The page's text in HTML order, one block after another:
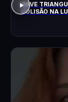
NAVE
COLISÃO NA